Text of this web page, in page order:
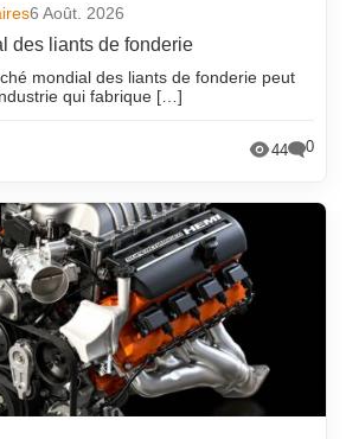
6 Août. 2026
des liants de fonderie
mondial des liants de fonderie peut
qui fabrique […]
44 0